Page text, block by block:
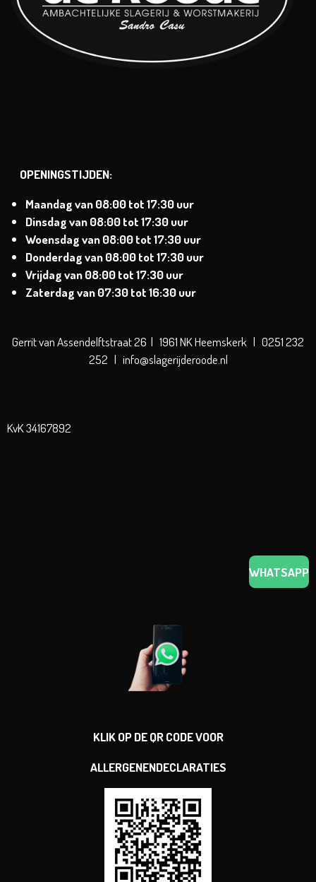
OPENINGSTIJDEN:
Maandag van08:00 tot 17:30 uur
Dinsdagvan08:00 tot 17:30 uur
Woensdag van08:00 tot 17:30 uur
Donderdag van08:00 tot 17:30 uur
Vrijdag van08:00 tot 17:30 uur
Zaterdagvan 07:30 tot 16:30 uur
Gerrit van Assendelftstraat 26 | 1961 NK Heemskerk | 0251 232
252 | info@slagerijderoode.nl
KvK 34167892
WHATSAPP
KLIK OP DE QR CODE VOOR
ALLERGENENDECLARATIES